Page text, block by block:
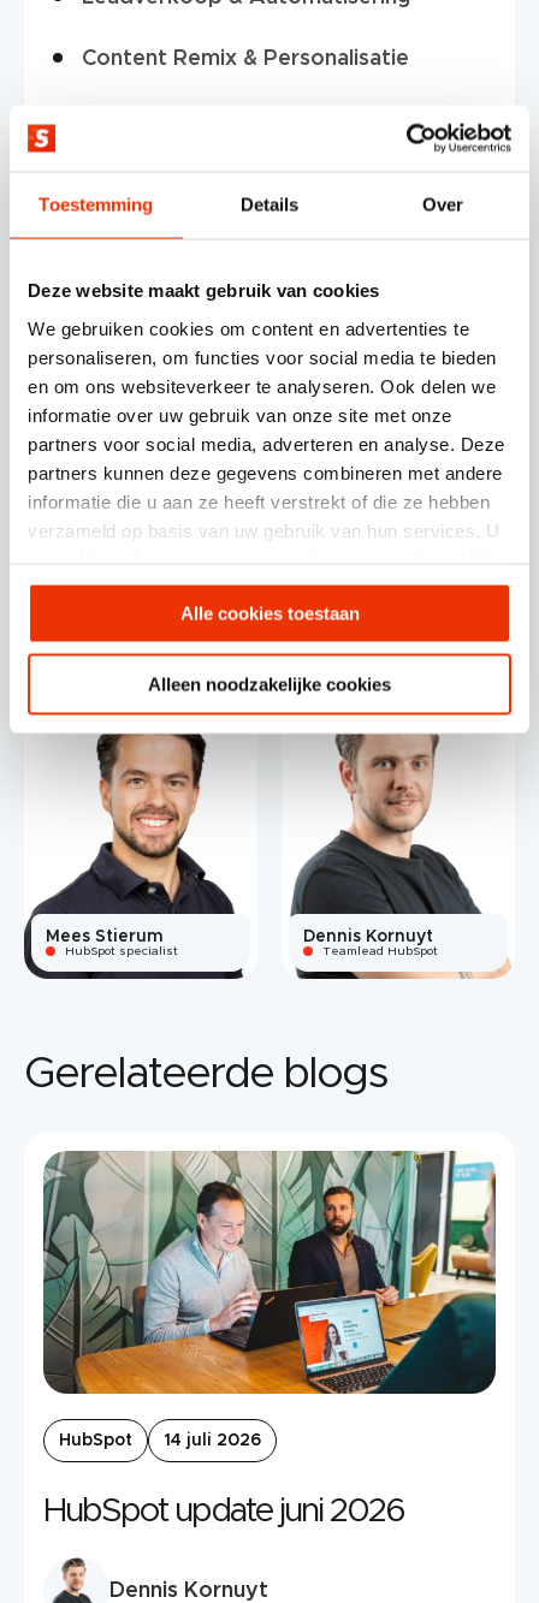
Toestemming Details Over
Deze website maakt gebruik van cookies
We gebruiken cookies om content en advertenties te
personaliseren, om functies voor social media te bieden
en om ons websiteverkeer te analyseren. Ook delen we
informatie over uw gebruik van onze site met onze
partners voor social media, adverteren en analyse. Deze
partners kunnen deze gegevens combineren met andere
informatie die u aan ze heeft verstrekt of die ze hebben
verzameld op basis van uw gebruik van hun services. U
gebruiken.
Alle cookies toestaan
Alleen noodzakelijke cookies
Content Remix & Personalisatie
15.00 tot 16.30 uur – Borrel 🍻
borrel. Dit biedt iedereen de ruimte om
te netwerken onder het genot van een
drankje!
Onze HubSpot
Consultants
Mees Stierum
HubSpot specialist
Dennis Kornuyt
Teamlead HubSpot
Gerelateerde blogs
HubSpot 14 juli 2026
HubSpot update juni 2026
Dennis Kornuyt